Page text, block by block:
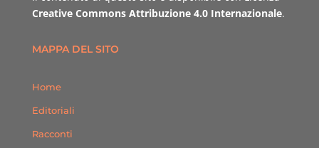
Creative Commons Attribuzione 4.0 Internazionale.
MAPPA DEL SITO
Home
Editoriali
Racconti